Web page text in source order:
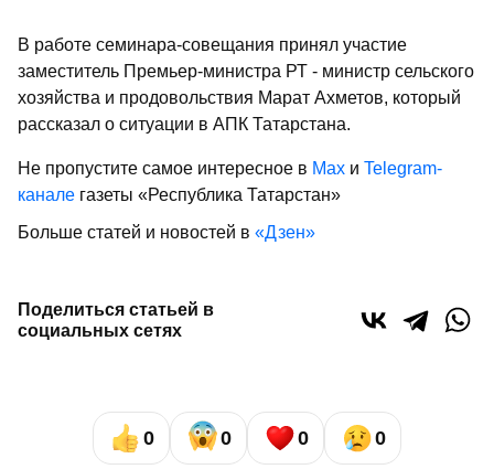
В работе семинара-совещания принял участие
заместитель Премьер-министра РТ - министр сельского
хозяйства и продовольствия Марат Ахметов, который
рассказал о ситуации в АПК Татарстана.
Не пропустите самое интересное в Max и Telegram-
канале газеты «Республика Татарстан»
Больше статей и новостей в «Дзен»
Поделиться статьей в
социальных сетях
0 0 0 0